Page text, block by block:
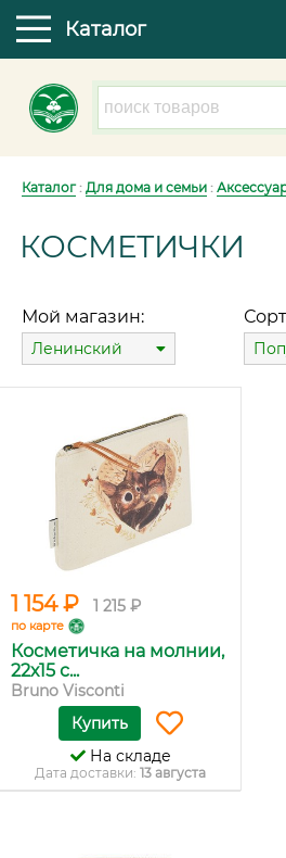
Каталог
Каталог: Для дома и семьи :
КОСМЕТИЧКИ
Мой магазин:
Ленинский
1 154 ₽ 1 215 ₽
по карте
Косметичка на молнии,
22х15 с...
Bruno Visconti
Купить
На складе
Дата доставки: 13 августа